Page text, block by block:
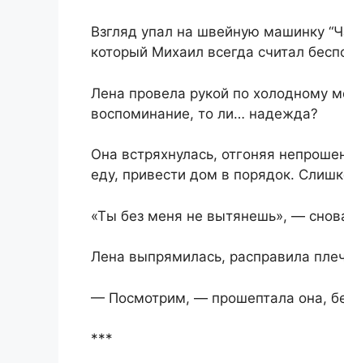
Взгляд упал на швейную машинку
который Михаил всегда считал
Лена провела рукой по холодному
воспоминание, то ли… надежда?
Она встряхнулась, отгоняя
еду, привести дом в порядок.
«Ты без меня не вытянешь», —
Лена выпрямилась, расправила
— Посмотрим, — прошептала она,
***